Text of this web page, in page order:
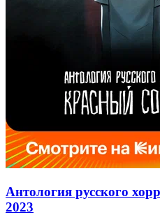
Антология русского
2023